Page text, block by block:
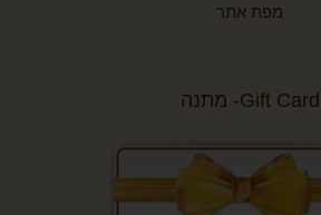
מפת אתר
Gift Card- מתנה